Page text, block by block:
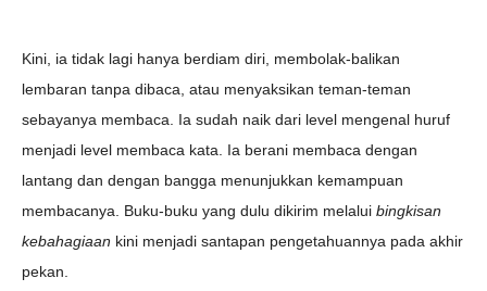
Kini, ia tidak lagi hanya berdiam diri, membolak-balikan
lembaran tanpa dibaca, atau menyaksikan teman-teman
sebayanya membaca. Ia sudah naik dari level mengenal huruf
menjadi level membaca kata. Ia berani membaca dengan
lantang dan dengan bangga menunjukkan kemampuan
membacanya. Buku-buku yang dulu dikirim melalui bingkisan
kebahagiaan kini menjadi santapan pengetahuannya pada akhir
pekan.